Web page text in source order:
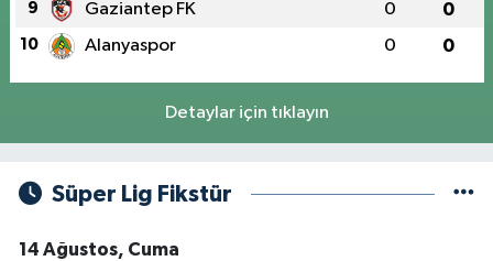
9 Gaziantep FK 0 0
10 Alanyaspor 0 0
Detaylar için tıklayın
Süper Lig Fikstür
14 Ağustos, Cuma